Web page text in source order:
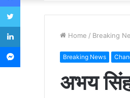
Home / Breaking
Breaking News
अभय